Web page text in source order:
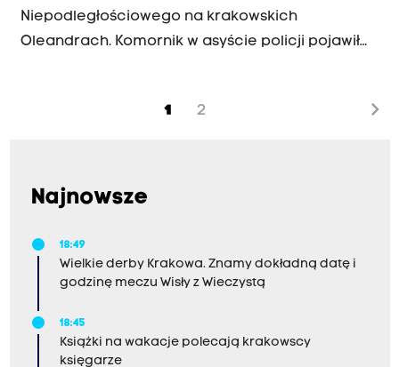
Niepodległościowego na krakowskich
Oleandrach. Komornik w asyście policji pojawił
Krakowa, obyło się bez rozwiązań siłowych.
1 2 chevron_right
Najnowsze
18:49
Wielkie derby Krakowa. Znamy dokładną datę i
godzinę meczu Wisły z Wieczystą
18:45
Książki na wakacje polecają krakowscy
księgarze